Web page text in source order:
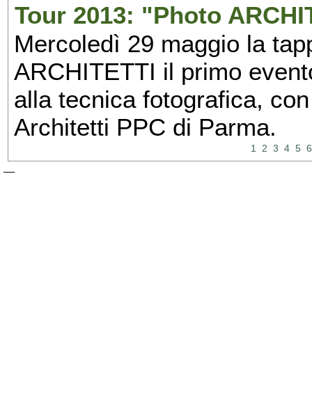
Tour 2013: "Photo
Mercoledì 29 maggio la
ARCHITETTI il primo
alla tecnica fotografica,
Architetti PPC di Parma.
1 2 3 4 5 6